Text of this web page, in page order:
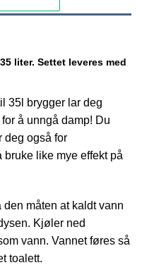
liter. Settet leveres med
35l brygger lar deg
å unngå damp! Du
deg også for
bruke like mye effekt på
måten at kaldt vann
Kjøler ned
vann. Vannet føres så
toalett.